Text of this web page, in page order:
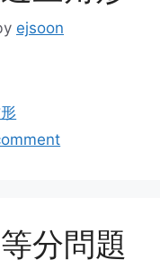
ejsoon
分問題